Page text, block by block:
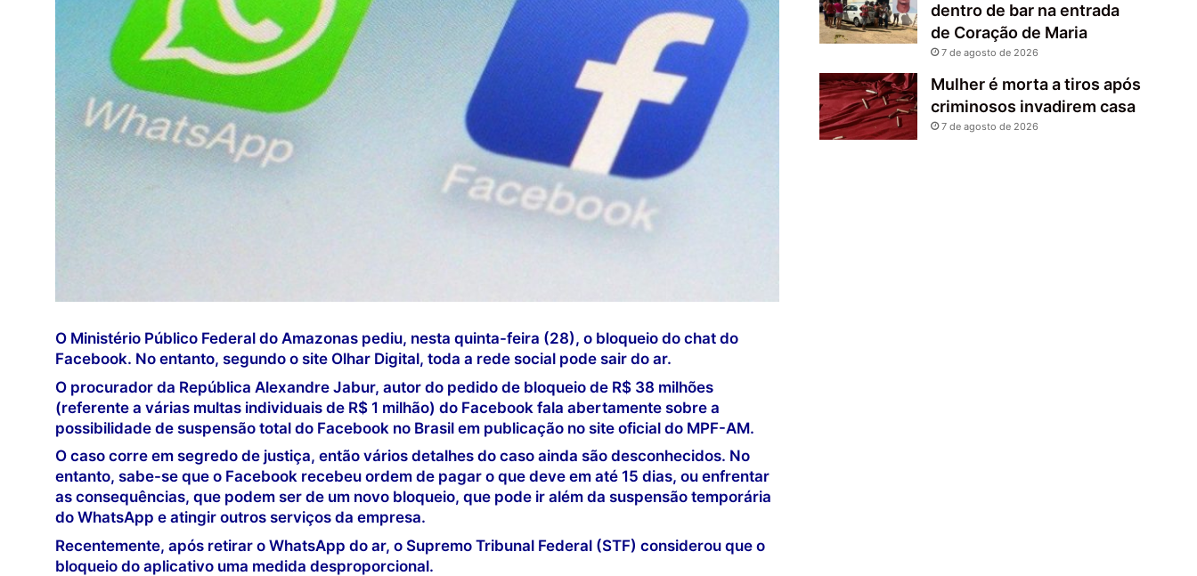
O Ministério Público Federal do Amazonas pediu, nesta quinta-feira (28), o bloqueio do chat do
Facebook. No entanto, segundo o site Olhar Digital, toda a rede social pode sair do ar.
O procurador da República Alexandre Jabur, autor do pedido de bloqueio de R$ 38 milhões
(referente a várias multas individuais de R$ 1 milhão) do Facebook fala abertamente sobre a
possibilidade de suspensão total do Facebook no Brasil em publicação no site oficial do MPF-AM.
O caso corre em segredo de justiça, então vários detalhes do caso ainda são desconhecidos. No
entanto, sabe-se que o Facebook recebeu ordem de pagar o que deve em até 15 dias, ou enfrentar
as consequências, que podem ser de um novo bloqueio, que pode ir além da suspensão temporária
do WhatsApp e atingir outros serviços da empresa.
Recentemente, após retirar o WhatsApp do ar, o Supremo Tribunal Federal (STF) considerou que o
bloqueio do aplicativo uma medida desproporcional.
dentro de bar na entrada
de Coração de Maria
7 de agosto de 2026
Mulher é morta a tiros após
criminosos invadirem casa
7 de agosto de 2026